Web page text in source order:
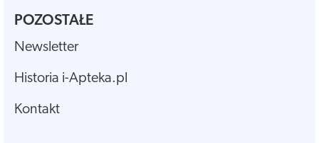
POZOSTAŁE
Newsletter
Historia i-Apteka.pl
Kontakt